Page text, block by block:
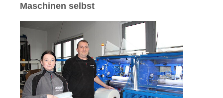
Maschinen selbst